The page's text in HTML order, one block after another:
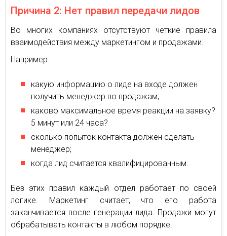
Причина 2: Нет правил передачи лидов
Во многих компаниях отсутствуют четкие правила
взаимодействия между маркетингом и продажами.
Например:
какую информацию о лиде на входе должен
получить менеджер по продажам;
каково максимальное время реакции на заявку?
5 минут или 24 часа?
сколько попыток контакта должен сделать
менеджер;
когда лид считается квалифицированным.
Без этих правил каждый отдел работает по своей
логике. Маркетинг считает, что его работа
заканчивается после генерации лида. Продажи могут
обрабатывать контакты в любом порядке.